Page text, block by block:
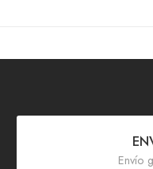
Envío